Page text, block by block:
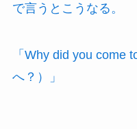
で言うとこうなる。
「Why did you come
へ？）」